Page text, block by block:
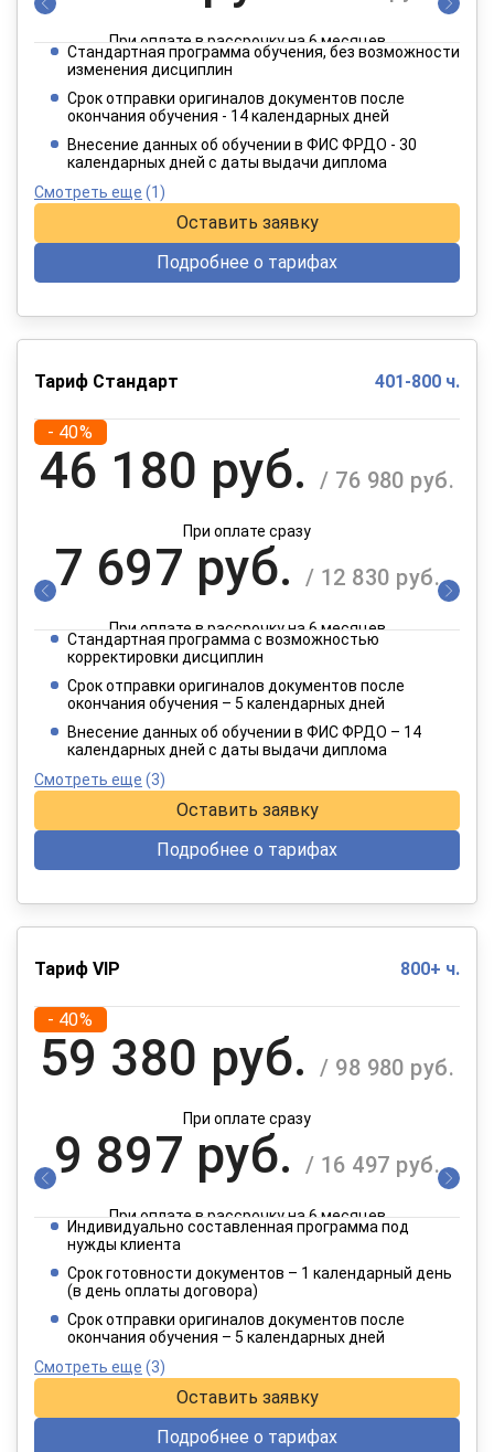
При оплате в рассрочку на 6 месяцев
2 749 руб.
При оплате в рассрочку на 12 месяцев
Стандартная программа обучения, без возможности
изменения дисциплин
Срок отправки оригиналов документов после
окончания обучения - 14 календарных дней
Внесение данных об обучении в ФИС ФРДО - 30
календарных дней с даты выдачи диплома
Смотреть еще (1)
Оставить заявку
Подробнее о тарифах
Тариф Стандарт 401-800 ч.
- 40%
46 180 руб. / 76 980 руб.
При оплате сразу
7 697 руб. / 12 830 руб.
При оплате в рассрочку на 6 месяцев
3 849 руб.
При оплате в рассрочку на 12 месяцев
Стандартная программа с возможностью
корректировки дисциплин
Срок отправки оригиналов документов после
окончания обучения – 5 календарных дней
Внесение данных об обучении в ФИС ФРДО – 14
календарных дней с даты выдачи диплома
Смотреть еще (3)
Оставить заявку
Подробнее о тарифах
Тариф VIP 800+ ч.
- 40%
59 380 руб. / 98 980 руб.
При оплате сразу
9 897 руб. / 16 497 руб.
При оплате в рассрочку на 6 месяцев
4 949 руб. / 8 249 руб.
При оплате в рассрочку на 12 месяцев
Индивидуально составленная программа под
нужды клиента
Срок готовности документов – 1 календарный день
(в день оплаты договора)
Срок отправки оригиналов документов после
окончания обучения – 5 календарных дней
Смотреть еще (3)
Оставить заявку
Подробнее о тарифах